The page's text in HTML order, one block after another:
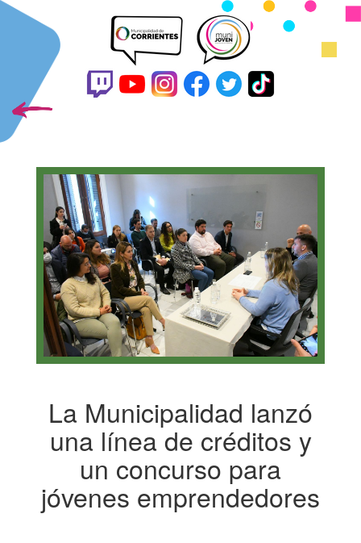
La Municipalidad lanzó
una línea de créditos y
un concurso para
jóvenes emprendedores